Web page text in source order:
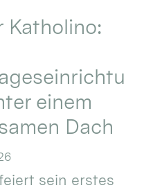
Katholino:
einem
Dach
sein erstes